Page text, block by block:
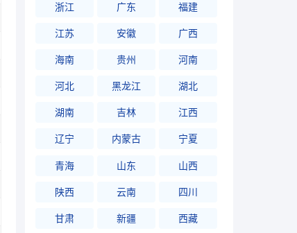
浙江 广东 福建
江苏 安徽 广西
海南 贵州 河南
河北 黑龙江 湖北
湖南 吉林 江西
辽宁 内蒙古 宁夏
青海 山东 山西
陕西 云南 四川
甘肃 新疆 西藏